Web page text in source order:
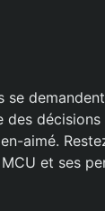
demandent
des
aimé.
et ses